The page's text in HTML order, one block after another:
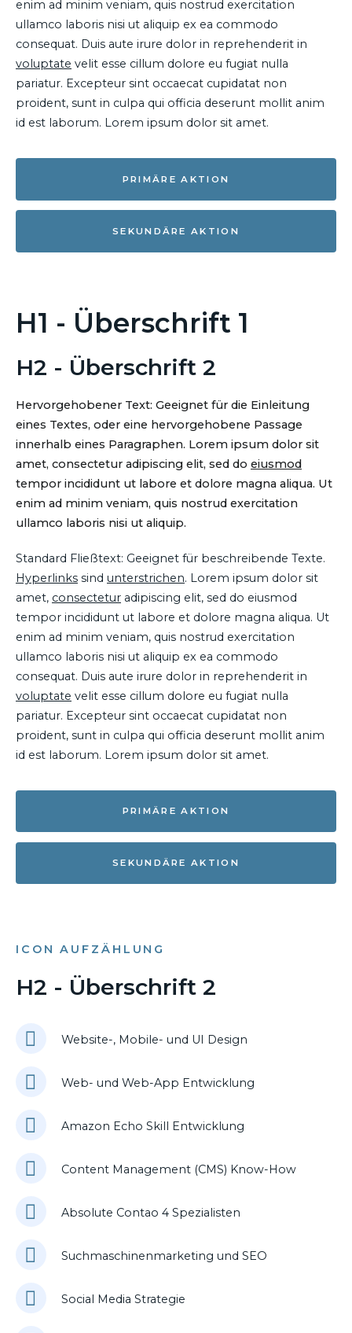
enim ad minim veniam, quis nostrud exercitation
ullamco laboris nisi ut aliquip ex ea commodo
consequat. Duis aute irure dolor in reprehenderit in
voluptate velit esse cillum dolore eu fugiat nulla
pariatur. Excepteur sint occaecat cupidatat non
proident, sunt in culpa qui officia deserunt mollit anim
id est laborum. Lorem ipsum dolor sit amet.
PRIMÄRE AKTION
SEKUNDÄRE AKTION
H1 - Überschrift 1
H2 - Überschrift 2
Hervorgehobener Text: Geeignet für die Einleitung
eines Textes, oder eine hervorgehobene Passage
innerhalb eines Paragraphen. Lorem ipsum dolor sit
amet, consectetur adipiscing elit, sed do eiusmod
tempor incididunt ut labore et dolore magna aliqua. Ut
enim ad minim veniam, quis nostrud exercitation
ullamco laboris nisi ut aliquip.
Standard Fließtext: Geeignet für beschreibende Texte.
Hyperlinks sind unterstrichen. Lorem ipsum dolor sit
amet, consectetur adipiscing elit, sed do eiusmod
tempor incididunt ut labore et dolore magna aliqua. Ut
enim ad minim veniam, quis nostrud exercitation
ullamco laboris nisi ut aliquip ex ea commodo
consequat. Duis aute irure dolor in reprehenderit in
voluptate velit esse cillum dolore eu fugiat nulla
pariatur. Excepteur sint occaecat cupidatat non
proident, sunt in culpa qui officia deserunt mollit anim
id est laborum. Lorem ipsum dolor sit amet.
PRIMÄRE AKTION
SEKUNDÄRE AKTION
ICON AUFZÄHLUNG
H2 - Überschrift 2
Website-, Mobile- und UI Design
Web- und Web-App Entwicklung
Amazon Echo Skill Entwicklung
Content Management (CMS) Know-How
Absolute Contao 4 Spezialisten
Suchmaschinenmarketing und SEO
Social Media Strategie